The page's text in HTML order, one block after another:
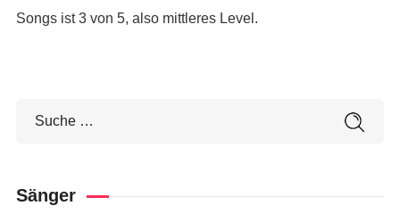
Songs ist 3 von 5, also mittleres Level.
Sänger